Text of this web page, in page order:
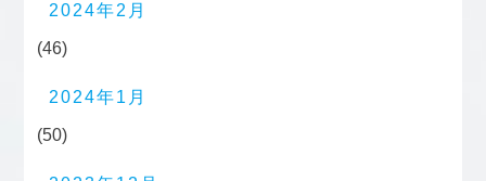
2024年2月
(46)
2024年1月
(50)